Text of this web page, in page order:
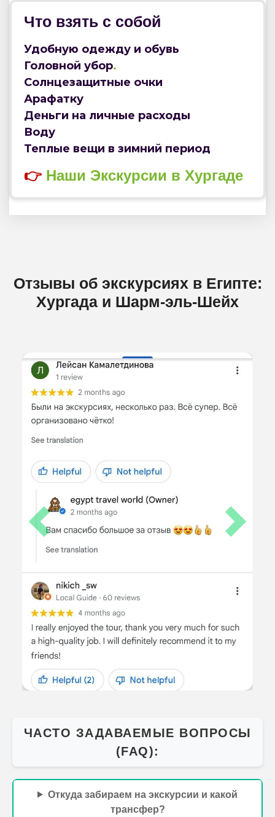
Что взять с собой
Удобную одежду и обувь
Головной убор.
Солнцезащитные очки
Арафатку
Деньги на личные расходы
Воду
Теплые вещи в зимний период
👉 Наши Экскурсии в Хургаде
Отзывы об экскурсиях в Египте:
Хургада и Шарм-эль-Шейх
Previous Next
ЧАСТО ЗАДАВАЕМЫЕ ВОПРОСЫ
(FAQ):
Откуда забираем на экскурсии и какой
трансфер?